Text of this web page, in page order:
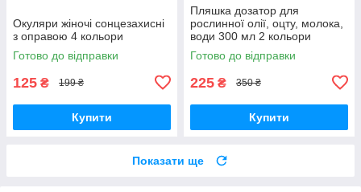
Окуляри жіночі сонцезахисні
з оправою 4 кольори
Готово до відправки
125 ₴ 199 ₴
Купити
Пляшка дозатор для
рослинної олії, оцту, молока,
води 300 мл 2 кольори
Готово до відправки
225 ₴ 350 ₴
Купити
Показати ще